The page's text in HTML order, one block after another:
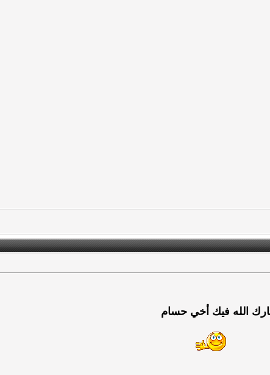
الله فيك أخي حسام